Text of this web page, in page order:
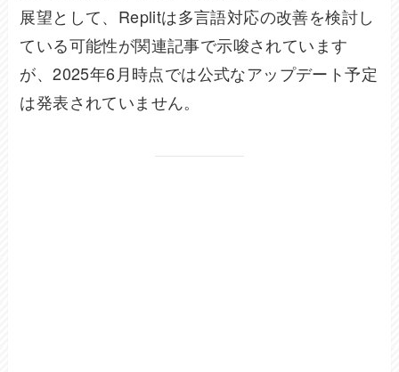
展望として、Replitは多言語対応の改善を検討し
ている可能性が関連記事で示唆されています
が、2025年6月時点では公式なアップデート予定
は発表されていません。